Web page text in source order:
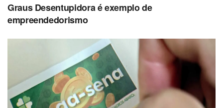
Graus Desentupidora é exemplo de
empreendedorismo